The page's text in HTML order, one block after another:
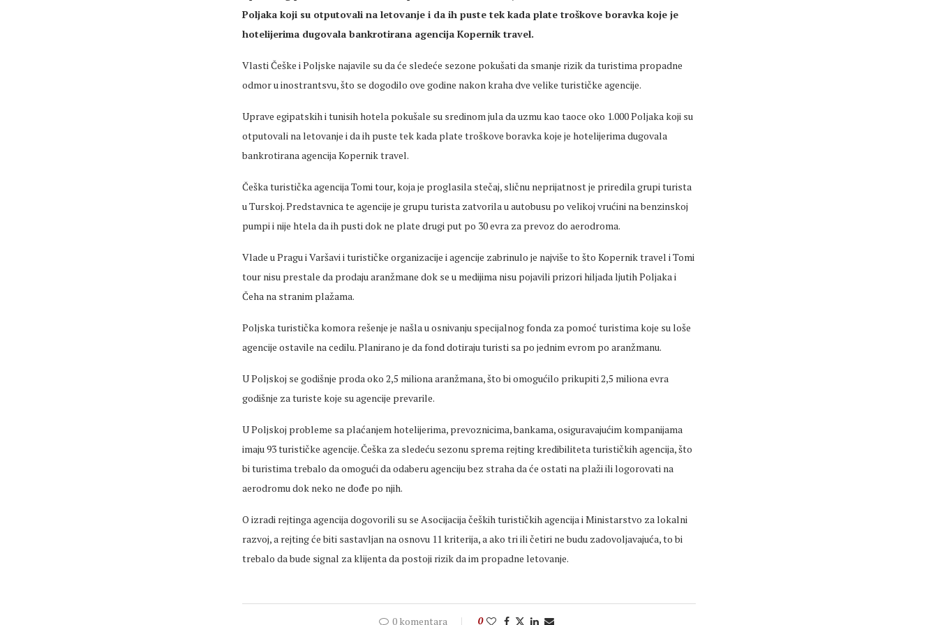
Poljaka koji su otputovali na letovanje i da ih puste tek kada plate troškove boravka koje je
hotelijerima dugovala bankrotirana agencija Kopernik travel.
Vlasti Češke i Poljske najavile su da će sledeće sezone pokušati da smanje rizik da turistima propadne
odmor u inostrantsvu, što se dogodilo ove godine nakon kraha dve velike turističke agencije.
Uprave egipatskih i tunisih hotela pokušale su sredinom jula da uzmu kao taoce oko 1.000 Poljaka koji su
otputovali na letovanje i da ih puste tek kada plate troškove boravka koje je hotelijerima dugovala
bankrotirana agencija Kopernik travel.
Češka turistička agencija Tomi tour, koja je proglasila stečaj, sličnu neprijatnost je priredila grupi turista
u Turskoj. Predstavnica te agencije je grupu turista zatvorila u autobusu po velikoj vrućini na benzinskoj
pumpi i nije htela da ih pusti dok ne plate drugi put po 30 evra za prevoz do aerodroma.
Vlade u Pragu i Varšavi i turističke organizacije i agencije zabrinulo je najviše to što Kopernik travel i Tomi
tour nisu prestale da prodaju aranžmane dok se u medijima nisu pojavili prizori hiljada ljutih Poljaka i
Čeha na stranim plažama.
Poljska turistička komora rešenje je našla u osnivanju specijalnog fonda za pomoć turistima koje su loše
agencije ostavile na cedilu. Planirano je da fond dotiraju turisti sa po jednim evrom po aranžmanu.
U Poljskoj se godišnje proda oko 2,5 miliona aranžmana, što bi omogućilo prikupiti 2,5 miliona evra
godišnje za turiste koje su agencije prevarile.
U Poljskoj probleme sa plaćanjem hotelijerima, prevoznicima, bankama, osiguravajućim kompanijama
imaju 93 turističke agencije. Češka za sledeću sezonu sprema rejting kredibiliteta turističkih agencija, što
bi turistima trebalo da omogući da odaberu agenciju bez straha da će ostati na plaži ili logorovati na
aerodromu dok neko ne dođe po njih.
O izradi rejtinga agencija dogovorili su se Asocijacija čeških turističkih agencija i Ministarstvo za lokalni
razvoj, a rejting će biti sastavljan na osnovu 11 kriterija, a ako tri ili četiri ne budu zadovoljavajuća, to bi
trebalo da bude signal za klijenta da postoji rizik da im propadne letovanje.
0 komentara 0